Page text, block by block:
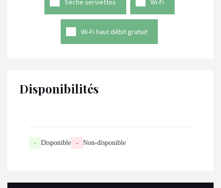
Sèche serviettes Wi-Fi
Wi-Fi haut débit gratuit
Disponibilités
- Disponible - Non-disponible